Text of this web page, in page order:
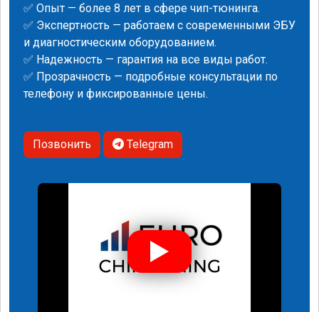
✅ Опыт — более 8 лет в сфере чип-тюнинга.
✅ Экспертность — работаем с современными ЭБУ
и диагностическим оборудованием.
✅ Надежность — гарантия на все виды работ.
✅ Прозрачность — подробные консультации по
телефону и фиксированные цены.
Позвонить Telegram